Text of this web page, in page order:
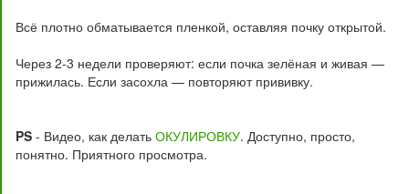
Всё плотно обматывается пленкой, оставляя почку открытой.
Через 2-3 недели проверяют: если почка зелёная и живая —
прижилась. Если засохла — повторяют прививку.
PS - Видео, как делать ОКУЛИРОВКУ. Доступно, просто,
понятно. Приятного просмотра.